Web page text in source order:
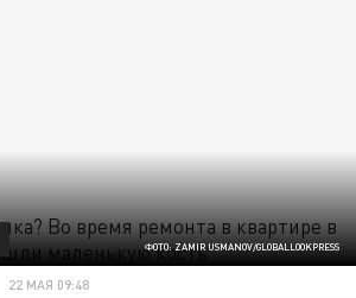
ФОТО: ZAMIR USMANOV/GLOBALLOOKPRESS
22 МАЯ 09:48